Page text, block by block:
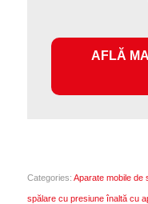
AFLĂ
Categories: Aparate mobile de
spălare cu presiune înaltă cu